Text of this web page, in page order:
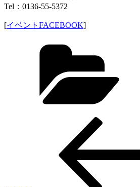
Tel：0136-55-5372
[イベントFACEBOOK]